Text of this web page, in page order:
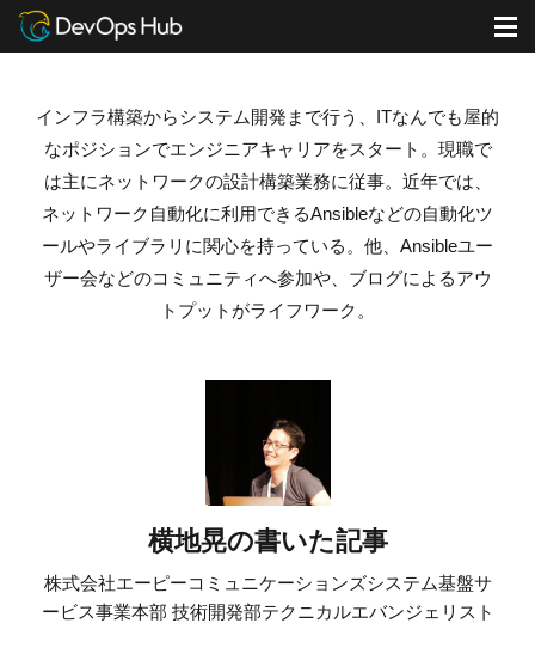
DevOps Hub ブログ 横地晃の書いた記事
横地晃の書いた記事
株式会社エーピーコミュニケーションズシステム基盤サ
ービス事業本部 技術開発部テクニカルエバンジェリスト
インフラ構築からシステム開発まで行う、ITなんでも屋的
なポジションでエンジニアキャリアをスタート。 現職で
は主にネットワークの設計構築業務に従事。 近年では、
ネットワーク自動化に利用できるAnsibleなどの自動化ツ
ールやライブラリに関心を持っている。 他、Ansibleユー
ザー会などのコミュニティへ参加や、ブログによるアウ
トプットがライフワーク。